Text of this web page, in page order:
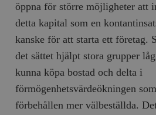
öppna för större möjligheter att
detta kapital som en
kanske för att starta ett företag.
det sättet hjälpt stora grupper
kunna köpa bostad och delta i
förmögenhetsvärdeökningen
förbehållen mer välbeställda.